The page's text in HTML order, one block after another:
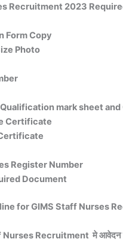
Recruitment 2023
Form Copy
Photo
mark sheet
Certificate
Register Number
Document
for GIMS Staff Nurses
Nurses Recruitment मे आवेदन